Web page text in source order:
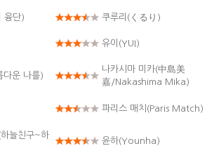
융단) 쿠루리(くるり)
유이(YUI)
다운 나를)
나카시마 미카(中島美
嘉/Nakashima Mika)
파리스 매치(Paris Match)
늘친구~하
윤하(Younha)